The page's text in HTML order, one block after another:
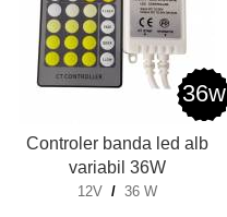
36w
Controler banda led alb
variabil 36W
12V / 36 W